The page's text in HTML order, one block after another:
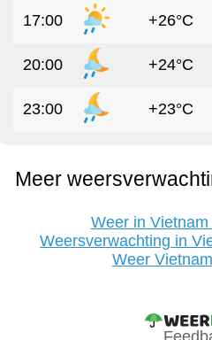
17:00 +26°C
20:00 +24°C
23:00 +23°C
Meer
Weer in
Weersverwachting in
Weer